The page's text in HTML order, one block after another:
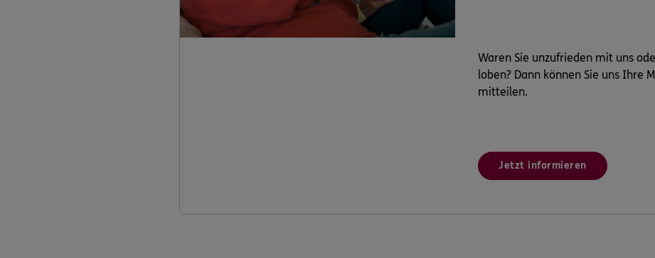
Waren Sie unzufrieden mit uns
loben? Dann können Sie uns Ihre
mitteilen.
Jetzt informieren